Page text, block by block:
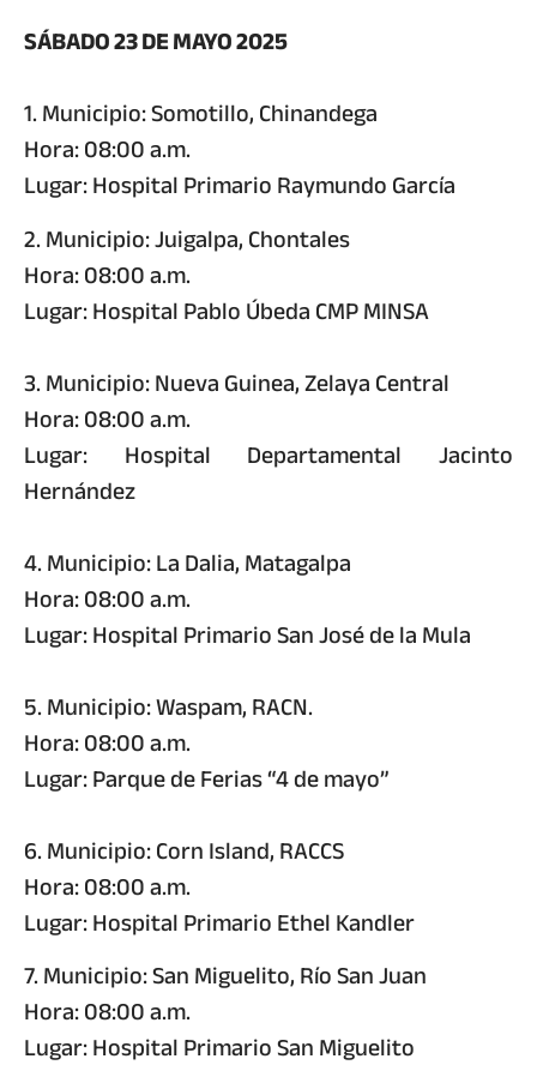
SÁBADO 23 DE MAYO 2025
1. Municipio: Somotillo, Chinandega
Hora: 08:00 a.m.
Lugar: Hospital Primario Raymundo García
2. Municipio: Juigalpa, Chontales
Hora: 08:00 a.m.
Lugar: Hospital Pablo Úbeda CMP MINSA
3. Municipio: Nueva Guinea, Zelaya Central
Hora: 08:00 a.m.
Lugar: Hospital Departamental Jacinto
Hernández
4. Municipio: La Dalia, Matagalpa
Hora: 08:00 a.m.
Lugar: Hospital Primario San José de la Mula
5. Municipio: Waspam, RACN.
Hora: 08:00 a.m.
Lugar: Parque de Ferias “4 de mayo”
6. Municipio: Corn Island, RACCS
Hora: 08:00 a.m.
Lugar: Hospital Primario Ethel Kandler
7. Municipio: San Miguelito, Río San Juan
Hora: 08:00 a.m.
Lugar: Hospital Primario San Miguelito